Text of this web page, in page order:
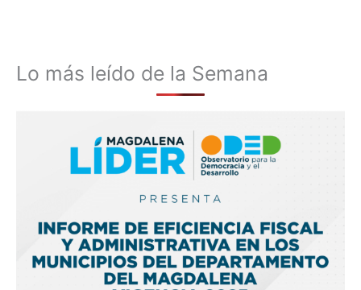
Lo más leído de la Semana